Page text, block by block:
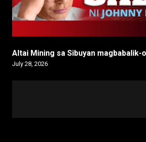
Altai Mining sa Sibuyan magbabalik-
July 28, 2026